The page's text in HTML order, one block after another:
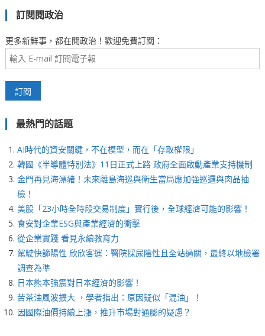
訂閱閱政治
更多新鮮事，都在閱政治！歡迎免費訂閱：
最熱門的話題
AI時代的資安關鍵，不在模型，而在「存取權限」
韓國《半導體特別法》11日正式上路 政府全面啟動產業支持機制
金門再見海漂豬！未來離島海巡與衛生當局應加強巡邏與肉品抽
檢！
美股「23小時全時段交易制度」實行後，全球經濟可能的影響！
食安對企業ESG與產業經濟的衝擊
從企業實踐 看見永續教育力
駕駛快篩陽性 欣欣客運：醫院採尿陰性且全站過關，最終以地檢署
調查為準
日本熊本強震對日本經濟的影響！
苦茶油風波擴大 ，學者指出：原因疑似「混油」！
因國際油價持續上漲，推升市場對通膨的疑慮？